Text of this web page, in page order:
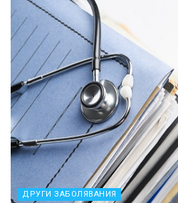
ДРУГИ ЗАБОЛЯВАНИЯ